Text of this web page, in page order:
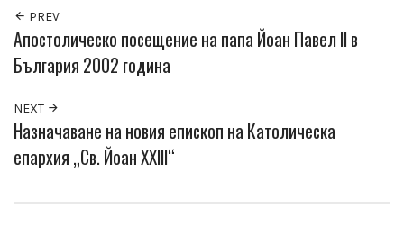
PREV
Апостолическо посещение на папа Йоан Павел II в
България 2002 година
NEXT
Назначаване на новия епископ на Католическа
епархия „Св. Йоан XXIII“